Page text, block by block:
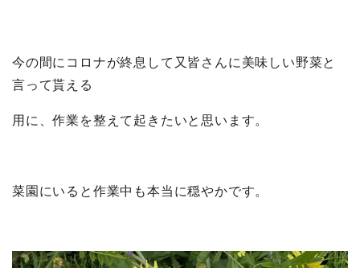
今の間にコロナが終息して又皆さんに美味しい野菜と
言って貰える
用に、作業を整えて起きたいと思います。
菜園にいると作業中も本当に穏やかです。